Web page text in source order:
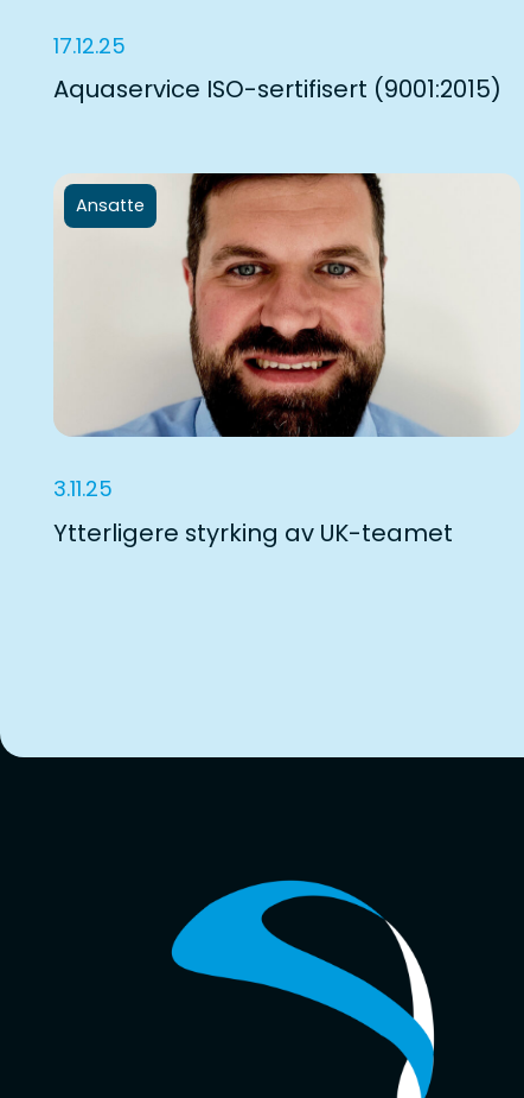
17.12.25
Aquaservice ISO-sertifisert (9001:2015)
Ansatte
3.11.25
Ytterligere styrking av UK-teamet